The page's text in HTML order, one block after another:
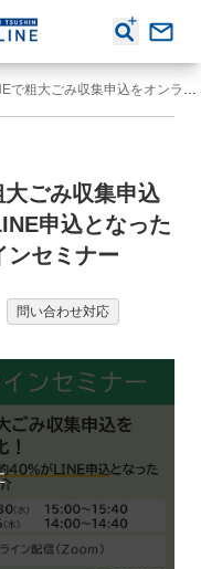
【10/30・11/6開催】LINEで粗大ごみ収集申込をオンライン化！約40％がLINE申込となった事例もご紹介：無料オンラインセミナー
大ごみ収集申込
申込となった
ンセミナー
問い合わせ対応